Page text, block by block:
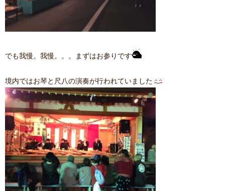
でも我慢。我慢。。。まずはお参りです
境内ではお琴と尺八の演奏が行われていました